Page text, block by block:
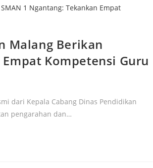
Malang Berikan
Kompetensi Guru
dari Kepala Cabang Dinas Pendidikan
pengarahan dan…